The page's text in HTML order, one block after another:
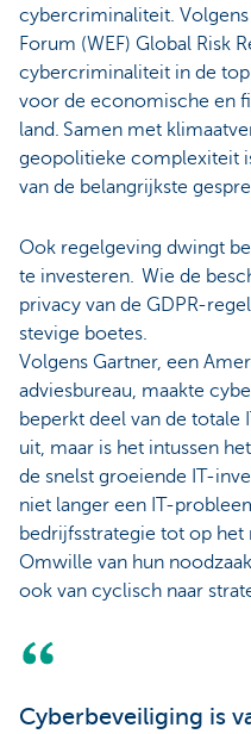
cybercriminaliteit.
Forum (WEF) Global Risk
cybercriminaliteit in de top
voor de economische en
land. Samen met
geopolitieke complexiteit
van de belangrijkste
Ook regelgeving dwingt
te investeren. Wie de
privacy van de GDPR-
stevige boetes.
Volgens Gartner, een
adviesbureau, maakte
beperkt deel van de totale
uit, maar is het intussen
de snelst groeiende IT-
niet langer een IT-
bedrijfsstrategie tot op het
Omwille van hun
ook van cyclisch naar
Cyberbeveiliging is